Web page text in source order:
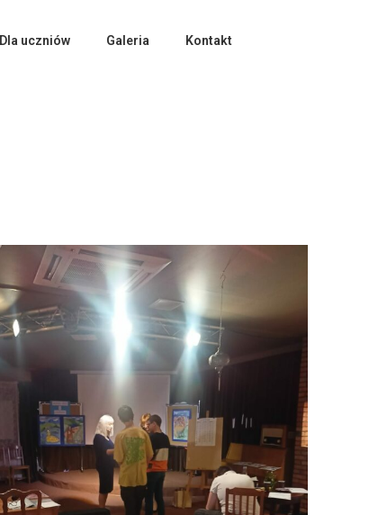
Dla uczniów Galeria Kontakt